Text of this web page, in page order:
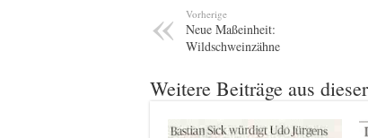
Vorherige
Neue Maßeinheit:
Wildschweinzähne
Weitere Beiträge aus